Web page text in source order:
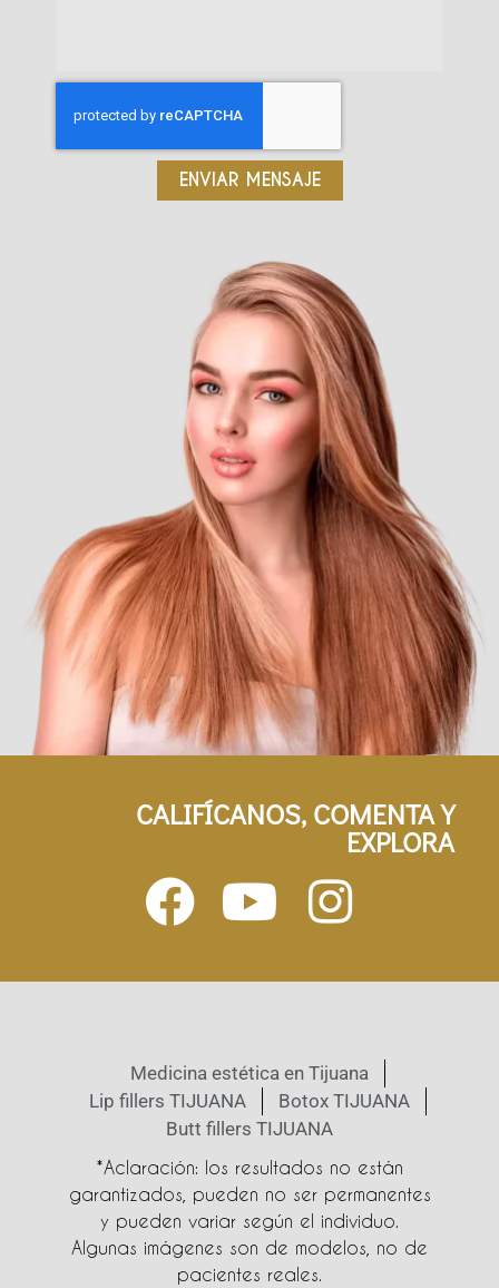
ENVIAR MENSAJE
CALIFÍCANOS, COMENTA Y
EXPLORA
Medicina estética en Tijuana
Lip fillers TIJUANA
Botox TIJUANA
Butt fillers TIJUANA
*Aclaración: los resultados no están
garantizados, pueden no ser permanentes
y pueden variar según el individuo.
Algunas imágenes son de modelos, no de
pacientes reales.